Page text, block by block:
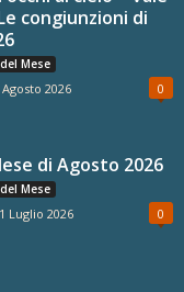
congiunzioni di
Mese
Agosto 2026 0
di Agosto 2026
Mese
Luglio 2026 0